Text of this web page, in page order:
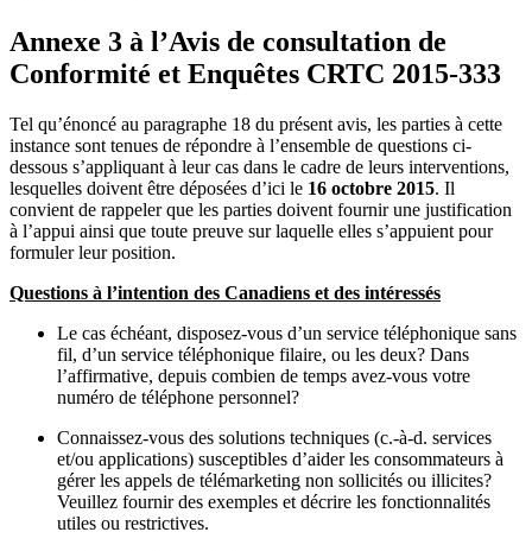
Annexe 3 à l’Avis de consultation de
Conformité et Enquêtes CRTC 2015-333
Tel qu’énoncé au paragraphe 18 du présent avis, les parties à cette
instance sont tenues de répondre à l’ensemble de questions ci-
dessous s’appliquant à leur cas dans le cadre de leurs interventions,
lesquelles doivent être déposées d’ici le 16 octobre 2015. Il
convient de rappeler que les parties doivent fournir une justification
à l’appui ainsi que toute preuve sur laquelle elles s’appuient pour
formuler leur position.
Questions à l’intention des Canadiens et des intéressés
Le cas échéant, disposez-vous d’un service téléphonique sans
fil, d’un service téléphonique filaire, ou les deux? Dans
l’affirmative, depuis combien de temps avez-vous votre
numéro de téléphone personnel?
Connaissez-vous des solutions techniques (c.-à-d. services
et/ou applications) susceptibles d’aider les consommateurs à
gérer les appels de télémarketing non sollicités ou illicites?
Veuillez fournir des exemples et décrire les fonctionnalités
utiles ou restrictives.